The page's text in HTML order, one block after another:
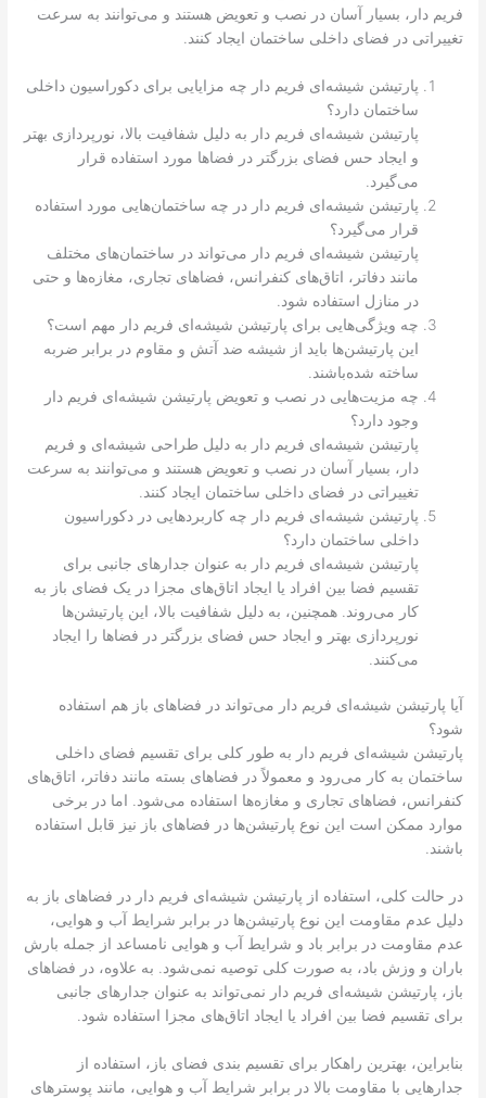
فریم دار، بسیار آسان در نصب و تعویض هستند و می‌توانند به سرعت
تغییراتی در فضای داخلی ساختمان ایجاد کنند.
پارتیشن شیشه‌ای فریم دار چه مزایایی برای دکوراسیون داخلی
ساختمان دارد؟
پارتیشن شیشه‌ای فریم دار به دلیل شفافیت بالا، نورپردازی بهتر
و ایجاد حس فضای بزرگتر در فضاها مورد استفاده قرار
می‌گیرد.
پارتیشن شیشه‌ای فریم دار در چه ساختمان‌هایی مورد استفاده
قرار می‌گیرد؟
پارتیشن شیشه‌ای فریم دار می‌تواند در ساختمان‌های مختلف
مانند دفاتر، اتاق‌های کنفرانس، فضاهای تجاری، مغازه‌ها و حتی
در منازل استفاده شود.
چه ویژگی‌هایی برای پارتیشن شیشه‌ای فریم دار مهم است؟
این پارتیشن‌ها باید از شیشه ضد آتش و مقاوم در برابر ضربه
ساخته شده‌باشند.
چه مزیت‌هایی در نصب و تعویض پارتیشن شیشه‌ای فریم دار
وجود دارد؟
پارتیشن شیشه‌ای فریم دار به دلیل طراحی شیشه‌ای و فریم
دار، بسیار آسان در نصب و تعویض هستند و می‌توانند به سرعت
تغییراتی در فضای داخلی ساختمان ایجاد کنند.
پارتیشن شیشه‌ای فریم دار چه کاربردهایی در دکوراسیون
داخلی ساختمان دارد؟
پارتیشن شیشه‌ای فریم دار به عنوان جدارهای جانبی برای
تقسیم فضا بین افراد یا ایجاد اتاق‌های مجزا در یک فضای باز به
کار می‌روند. همچنین، به دلیل شفافیت بالا، این پارتیشن‌ها
نورپردازی بهتر و ایجاد حس فضای بزرگتر در فضاها را ایجاد
می‌کنند.
آیا پارتیشن شیشه‌ای فریم دار می‌تواند در فضاهای باز هم استفاده
شود؟
پارتیشن شیشه‌ای فریم دار به طور کلی برای تقسیم فضای داخلی
ساختمان به کار می‌رود و معمولاً در فضاهای بسته مانند دفاتر، اتاق‌های
کنفرانس، فضاهای تجاری و مغازه‌ها استفاده می‌شود. اما در برخی
موارد ممکن است این نوع پارتیشن‌ها در فضاهای باز نیز قابل استفاده
باشند.
در حالت کلی، استفاده از پارتیشن شیشه‌ای فریم دار در فضاهای باز به
دلیل عدم مقاومت این نوع پارتیشن‌ها در برابر شرایط آب و هوایی،
عدم مقاومت در برابر باد و شرایط آب و هوایی نامساعد از جمله بارش
باران و وزش باد، به صورت کلی توصیه نمی‌شود. به علاوه، در فضاهای
باز، پارتیشن شیشه‌ای فریم دار نمی‌تواند به عنوان جدارهای جانبی
برای تقسیم فضا بین افراد یا ایجاد اتاق‌های مجزا استفاده شود.
بنابراین، بهترین راهکار برای تقسیم بندی فضای باز، استفاده از
جدارهایی با مقاومت بالا در برابر شرایط آب و هوایی، مانند پوسترهای